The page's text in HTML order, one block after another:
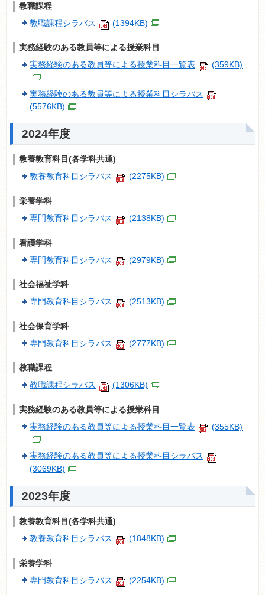
教職課程
教職課程シラバス
(1394KB)
実務経験のある教員等による授業科目
実務経験のある教員等による授業科目一覧表
(359KB)
実務経験のある教員等による授業科目シラバス
(5576KB)
2024年度
教養教育科目(各学科共通)
教養教育科目シラバス
(2275KB)
栄養学科
専門教育科目シラバス
(2138KB)
看護学科
専門教育科目シラバス
(2979KB)
社会福祉学科
専門教育科目シラバス
(2513KB)
社会保育学科
専門教育科目シラバス
(2777KB)
教職課程
教職課程シラバス
(1306KB)
実務経験のある教員等による授業科目
実務経験のある教員等による授業科目一覧表
(355KB)
実務経験のある教員等による授業科目シラバス
(3069KB)
2023年度
教養教育科目(各学科共通)
教養教育科目シラバス
(1848KB)
栄養学科
専門教育科目シラバス
(2254KB)